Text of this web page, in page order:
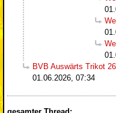
BVB Auswärts Trikot
01.06.2026, 07:34